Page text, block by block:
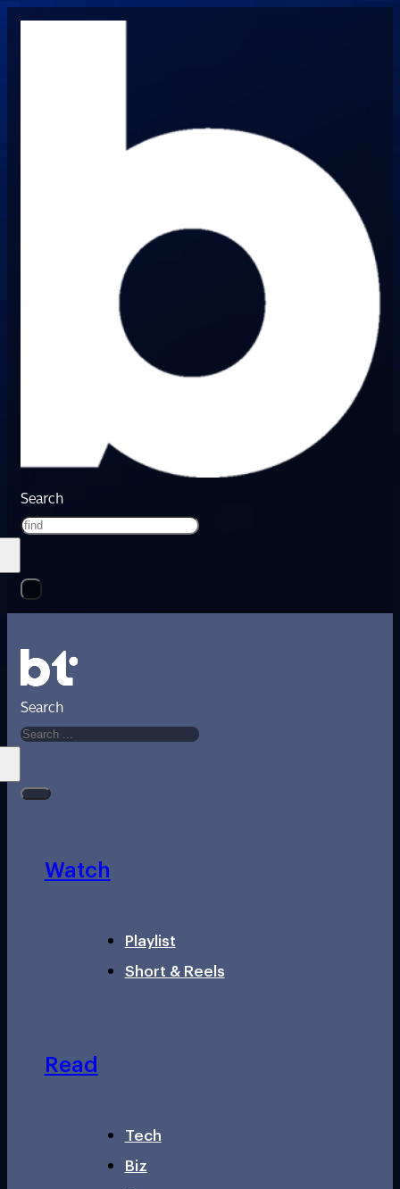
Search
Search
Watch
Playlist
Short & Reels
Read
Tech
Biz